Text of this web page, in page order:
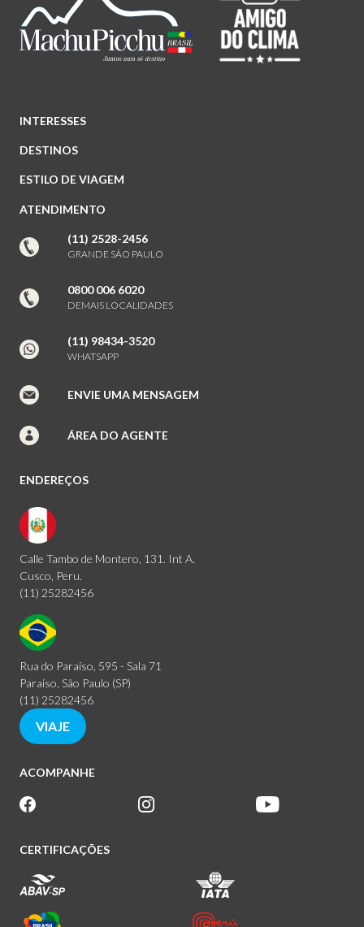
INTERESSES
DESTINOS
ESTILO DE VIAGEM
ATENDIMENTO
(11) 2528-2456
GRANDE SÃO PAULO
0800 006 6020
DEMAIS LOCALIDADES
(11) 98434-3520
WHATSAPP
ENVIE UMA MENSAGEM
ÁREA DO AGENTE
ENDEREÇOS
Calle Tambo de Montero, 131. Int A.
Cusco, Peru.
(11) 25282456
Rua do Paraíso, 595 - Sala 71
Paraíso, São Paulo (SP)
(11) 25282456
VIAJE
ACOMPANHE
CERTIFICAÇÕES